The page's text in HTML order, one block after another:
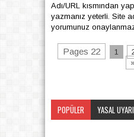
Adı/URL kısmından
yazmanız yeterli. Site
yorumunuz
Pages 22 1
»
POPÜLER YASAL UYARI